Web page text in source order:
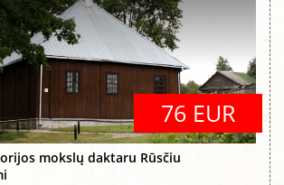
76 EUR
mokslų daktaru Rūsčiu